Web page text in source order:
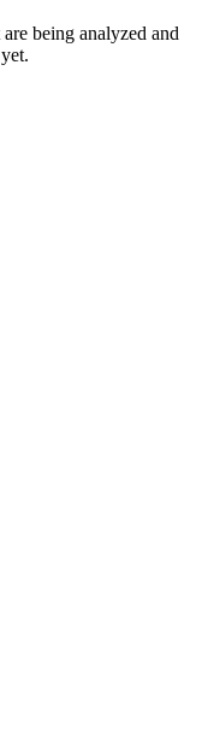
being analyzed and